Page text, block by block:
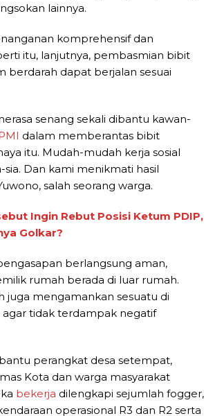
lainnya.
komprehensif dan
itu, lanjutnya, pembasmian bibit
berdarah dapat berjalan sesuai
senang sekali dibantu kawan-
dalam memberantas bibit
itu. Mudah-mudah kerja sosial
sia. Dan kami menikmati hasil
salah seorang warga.
Ingin Rebut Posisi Ketum PDIP,
Golkar?
berlangsung aman,
rumah berada di luar rumah.
juga mengamankan sesuatu di
agar tidak terdampak negatif
perangkat desa setempat,
Kota dan warga masyarakat
bekerja dilengkapi sejumlah fogger,
operasional R3 dan R2 serta